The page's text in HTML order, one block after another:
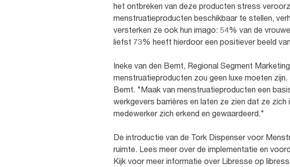
het ontbreken van deze producten stress
menstruatieproducten beschikbaar te stellen,
versterken ze ook hun imago: 54% van de
liefst 73% heeft hierdoor een positiever beeld
Ineke van den Bemt, Regional Segment
menstruatieproducten zou geen luxe moeten
Bemt. "Maak van menstruatieproducten een
werkgevers barrières en laten ze zien dat ze
medewerker zich erkend en gewaardeerd."
De introductie van de Tork Dispenser voor
ruimte. Lees meer over de implementatie en
Kijk voor meer informatie over Libresse op